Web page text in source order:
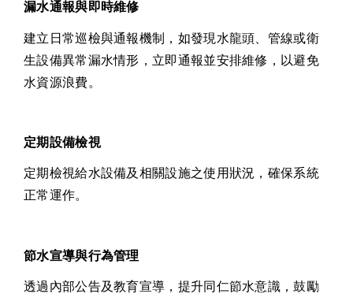
漏水通報與即時維修
建立日常巡檢與通報機制，如發現水龍頭、管線或衛
生設備異常漏水情形，立即通報並安排維修，以避免
水資源浪費。
定期設備檢視
定期檢視給水設備及相關設施之使用狀況，確保系統
正常運作。
節水宣導與行為管理
透過內部公告及教育宣導，提升同仁節水意識，鼓勵